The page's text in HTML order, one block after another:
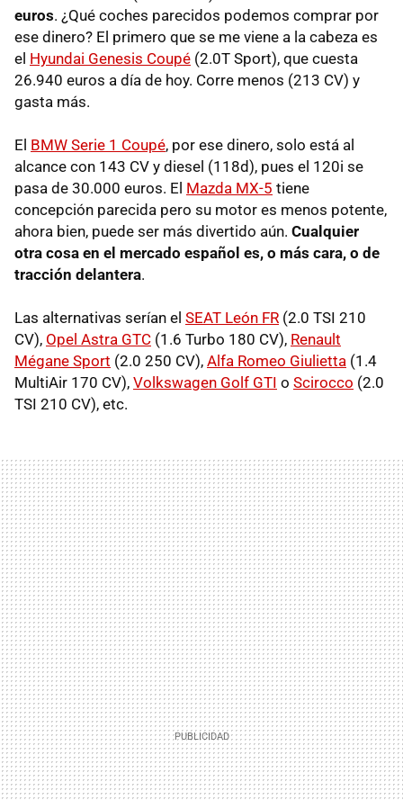
euros. ¿Qué coches parecidos podemos comprar por
ese dinero? El primero que se me viene a la cabeza es
el Hyundai Genesis Coupé (2.0T Sport), que cuesta
26.940 euros a día de hoy. Corre menos (213 CV) y
gasta más.
El BMW Serie 1 Coupé, por ese dinero, solo está al
alcance con 143 CV y diesel (118d), pues el 120i se
pasa de 30.000 euros. El Mazda MX-5 tiene
concepción parecida pero su motor es menos potente,
ahora bien, puede ser más divertido aún. Cualquier
otra cosa en el mercado español es, o más cara, o de
tracción delantera.
Las alternativas serían el SEAT León FR (2.0 TSI 210
CV), Opel Astra GTC (1.6 Turbo 180 CV), Renault
Mégane Sport (2.0 250 CV), Alfa Romeo Giulietta (1.4
MultiAir 170 CV), Volkswagen Golf GTI o Scirocco (2.0
TSI 210 CV), etc.